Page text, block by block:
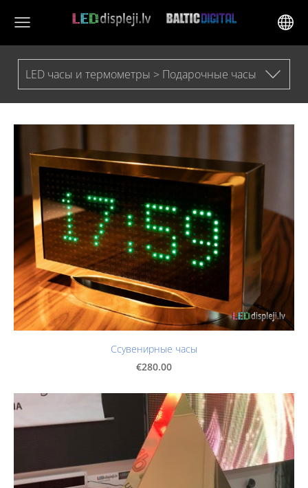
LED часы и термометры > Подарочные часы
Cсувенирные часы
€280.00